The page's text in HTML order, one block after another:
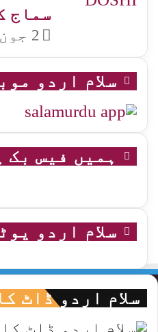
سماج
2 جون, 2026
سلام اردو
ہمیں فیس بک
سلام اردو
سلام اردو ڈاٹ